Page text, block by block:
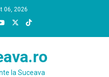
06, 2026
la Suceava